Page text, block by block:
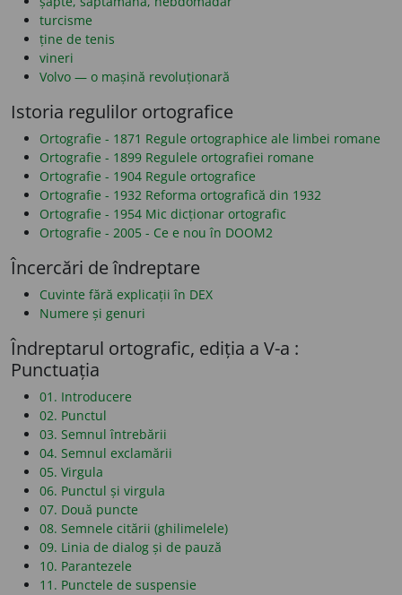
turcisme
ține de tenis
vineri
Volvo — o mașină revoluționară
Istoria regulilor ortografice
Ortografie - 1871 Regule ortographice ale limbei romane
Ortografie - 1899 Regulele ortografiei romane
Ortografie - 1904 Regule ortografice
Ortografie - 1932 Reforma ortografică din 1932
Ortografie - 1954 Mic dicționar ortografic
Ortografie - 2005 - Ce e nou în DOOM2
Încercări de îndreptare
Cuvinte fără explicații în DEX
Numere și genuri
Îndreptarul ortografic, ediția a V-a :
Punctuația
01. Introducere
02. Punctul
03. Semnul întrebării
04. Semnul exclamării
05. Virgula
06. Punctul și virgula
07. Două puncte
08. Semnele citării (ghilimelele)
09. Linia de dialog și de pauză
10. Parantezele
11. Punctele de suspensie